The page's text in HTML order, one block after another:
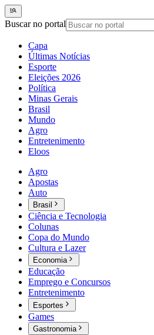
Buscar no portal
Capa
Últimas Notícias
Esporte
Eleições 2026
Política
Minas Gerais
Brasil
Mundo
Agro
Entretenimento
Eloos
Agro
Apostas
Auto
Brasil
Ciência e Tecnologia
Colunas
Copa do Mundo
Cultura e Lazer
Economia
Educação
Emprego e Concursos
Entretenimento
Esportes
Games
Gastronomia